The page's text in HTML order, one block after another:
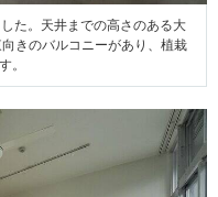
た。天井までの高さのある大
きのバルコニーがあり、植栽
。